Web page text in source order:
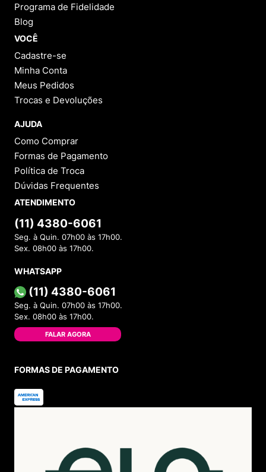
Programa de Fidelidade
Blog
VOCÊ
Cadastre-se
Minha Conta
Meus Pedidos
Trocas e Devoluções
AJUDA
Como Comprar
Formas de Pagamento
Política de Troca
Dúvidas Frequentes
ATENDIMENTO
(11) 4380-6061
Seg. à Quin. 07h00 às 17h00.
Sex. 08h00 às 17h00.
WHATSAPP
(11) 4380-6061
Seg. à Quin. 07h00 às 17h00.
Sex. 08h00 às 17h00.
FALAR AGORA
FORMAS DE PAGAMENTO